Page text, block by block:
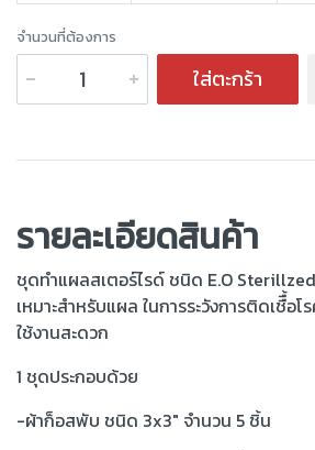
จำนวนที่ต้องการ
ใส่ตะกร้า
รายละเอียดสินค้า
ชุดทำแผลสเตอร์ไรด์ ชนิด E.O
เหมาะสำหรับแผล ในการระวังการติดเชืื้อโ
ใช้งานสะดวก
1 ชุดประกอบด้วย
-ผ้าก็อสพับ ชนิด 3x3" จำนวน 5 ชิ้น